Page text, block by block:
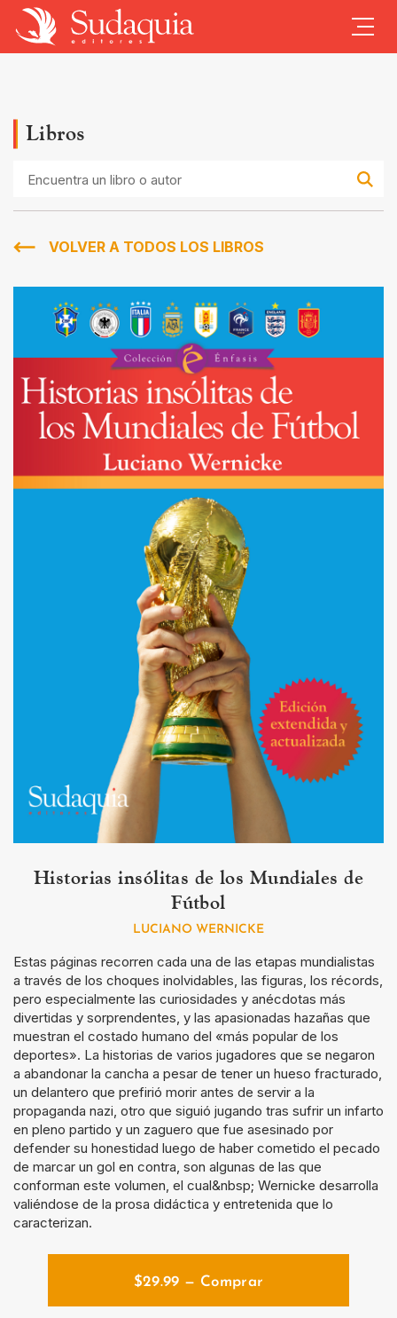
Libros
libro
autor
VOLVER A TODOS LOS LIBROS
Historias insólitas de los Mundiales de
Fútbol
LUCIANO WERNICKE
Estas páginas recorren cada una de las etapas mundialistas
a través de los choques inolvidables, las figuras, los récords,
pero especialmente las curiosidades y anécdotas más
divertidas y sorprendentes, y las apasionadas hazañas que
muestran el costado humano del «más popular de los
deportes». La historias de varios jugadores que se negaron
a abandonar la cancha a pesar de tener un hueso fracturado,
un delantero que prefirió morir antes de servir a la
propaganda nazi, otro que siguió jugando tras sufrir un infarto
en pleno partido y un zaguero que fue asesinado por
defender su honestidad luego de haber cometido el pecado
de marcar un gol en contra, son algunas de las que
conforman este volumen, el cual&nbsp; Wernicke desarrolla
valiéndose de la prosa didáctica y entretenida que lo
caracterizan.
$29.99 — Comprar